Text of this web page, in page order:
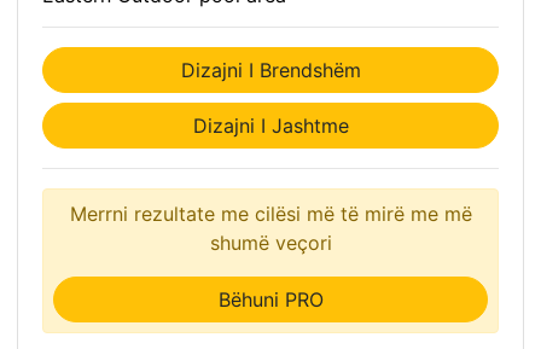
Dizajni I Brendshëm
Dizajni I Jashtme
Merrni rezultate me cilësi më të mirë me më
shumë veçori
Bëhuni PRO